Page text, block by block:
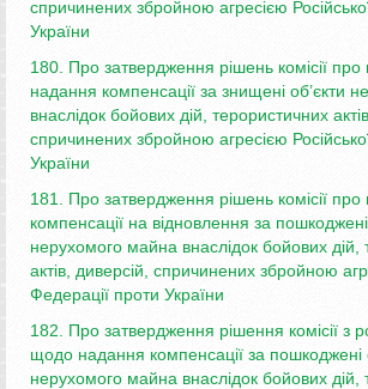
спричинених збройною агресією
України
180. Про затвердження рішень комісії про
надання компенсації за знищені об’єкти
внаслідок бойових дій, терористичних
спричинених збройною агресією
України
181. Про затвердження рішень комісії про
компенсації на відновлення за пошкоджені
нерухомого майна внаслідок бойових дій,
актів, диверсій, спричинених збройною
Федерації проти України
182. Про затвердження рішення комісії з
щодо надання компенсації за пошкоджені
нерухомого майна внаслідок бойових дій,